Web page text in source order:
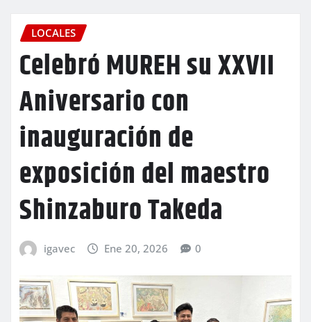
LOCALES
Celebró MUREH su XXVII
Aniversario con
inauguración de
exposición del maestro
Shinzaburo Takeda
igavec Ene 20, 2026 0